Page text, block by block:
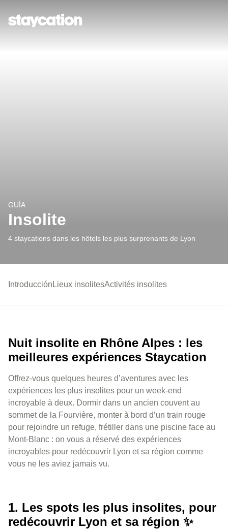
GUÍA
Insolite
4 staycations dans les hôtels les plus surprenants de Lyon
Introducción Lieux insolitesActivités insolites
Nuit insolite en Rhône Alpes : les
meilleures expériences Staycation
Offrez-vous quelques heures d’aventures avec les
expériences les plus insolites pour un week-end
incroyable à deux. Dormir dans un ancien couvent au
sommet de la Fourvière, monter à bord d’un train rouge
pour rejoindre un refuge, frétiller dans une piscine face au
Mont-Blanc : on vous a réservé des expériences
incroyables pour redécouvrir Lyon et sa région comme
vous ne les aviez jamais vu.
1. Les spots les plus insolites, pour
redécouvrir Lyon et sa région ✨